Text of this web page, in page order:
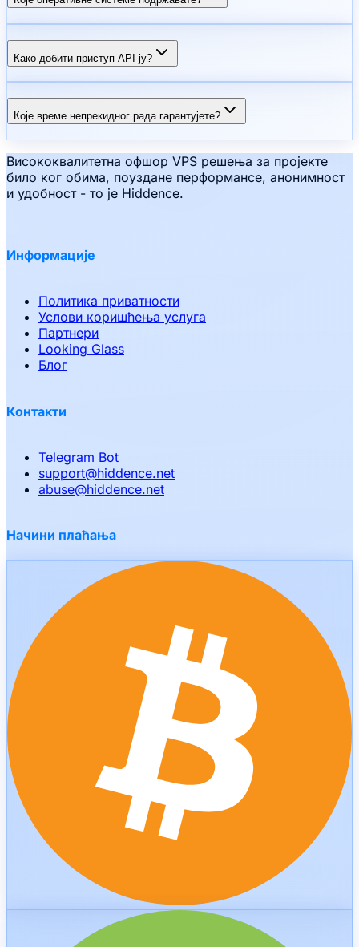
Како добити приступ API-ју?
Које време непрекидног рада гарантујете?
Висококвалитетна офшор VPS решења за пројекте
било ког обима, поуздане перформансе, анонимност
и удобност - то је Hiddence.
Информације
Политика приватности
Услови коришћења услуга
Партнери
Looking Glass
Блог
Контакти
Telegram Bot
support@hiddence.net
abuse@hiddence.net
Начини плаћања